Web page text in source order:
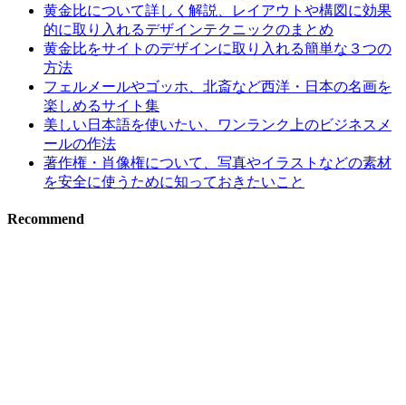
黄金比について詳しく解説、レイアウトや構図に効果
的に取り入れるデザインテクニックのまとめ
黄金比をサイトのデザインに取り入れる簡単な３つの
方法
フェルメールやゴッホ、北斎など西洋・日本の名画を
楽しめるサイト集
美しい日本語を使いたい、ワンランク上のビジネスメ
ールの作法
著作権・肖像権について、写真やイラストなどの素材
を安全に使うために知っておきたいこと
Recommend